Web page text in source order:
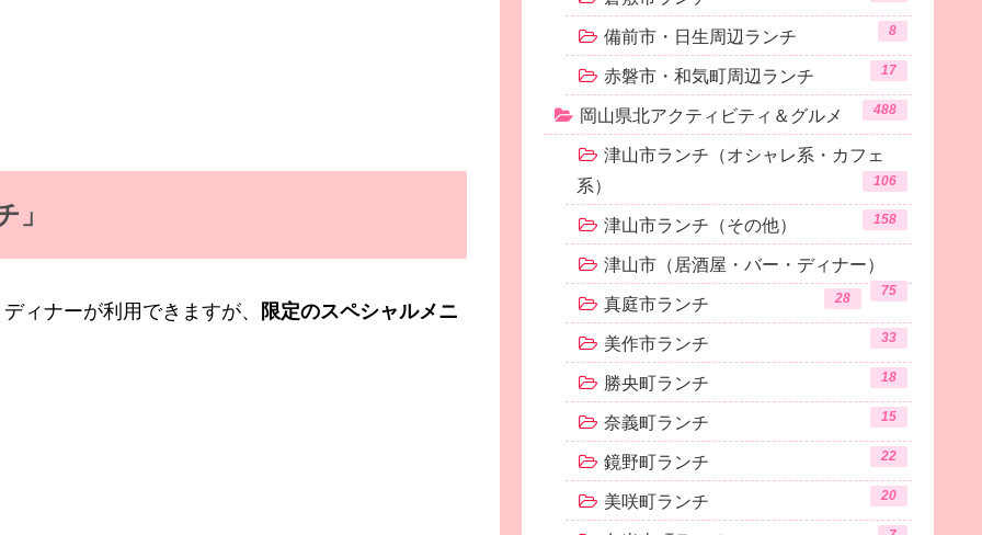
」
ィナーが利用できますが、 限定のスペシャルメニ
備前市・日生周辺ランチ 8
赤磐市・和気町周辺ランチ 17
岡山県北アクティビティ＆グルメ 488
津山市ランチ（オシャレ系・カフェ
系）
106
津山市ランチ（その他） 158
津山市（居酒屋・バー・ディナー）
75
真庭市ランチ 28
美作市ランチ 33
勝央町ランチ 18
奈義町ランチ 15
鏡野町ランチ 22
美咲町ランチ 20